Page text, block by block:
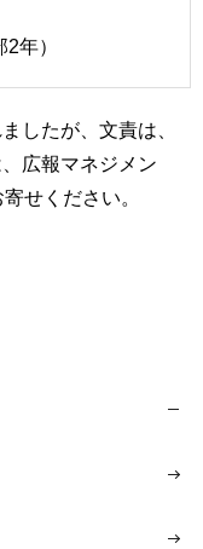
年）
したが、文責は、
広報マネジメン
せください。